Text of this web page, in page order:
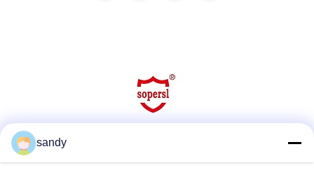
sandy